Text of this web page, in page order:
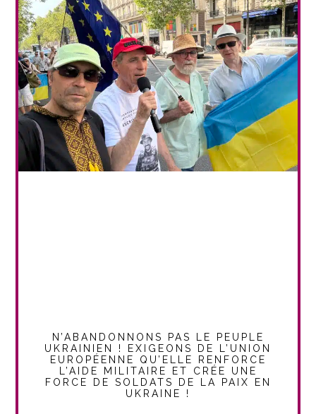
N’ABANDONNONS PAS LE PEUPLE
UKRAINIEN ! EXIGEONS DE L’UNION
EUROPÉENNE QU’ELLE RENFORCE
L’AIDE MILITAIRE ET CRÉE UNE
FORCE DE SOLDATS DE LA PAIX EN
UKRAINE !